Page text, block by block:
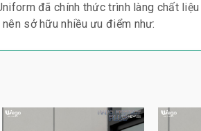
đã chính thức trình làng chất
sở hữu nhiều ưu điểm như: